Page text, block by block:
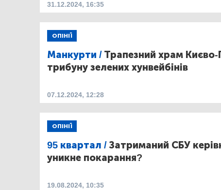
31.12.2024, 16:35
ОПІНІЇ
Манкурти / Трапезний храм
трибуну зелених хунвейбінів
07.12.2024, 12:28
ОПІНІЇ
95 квартал / Затриманий СБУ
уникне покарання?
19.08.2024, 10:35